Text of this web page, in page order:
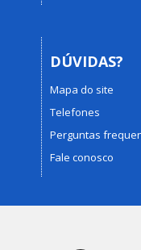
DÚVIDAS?
Mapa do site
Telefones
Perguntas
Fale conosco